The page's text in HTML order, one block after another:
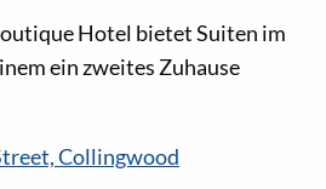
Hotel bietet Suiten im
ein zweites Zuhause
Collingwood